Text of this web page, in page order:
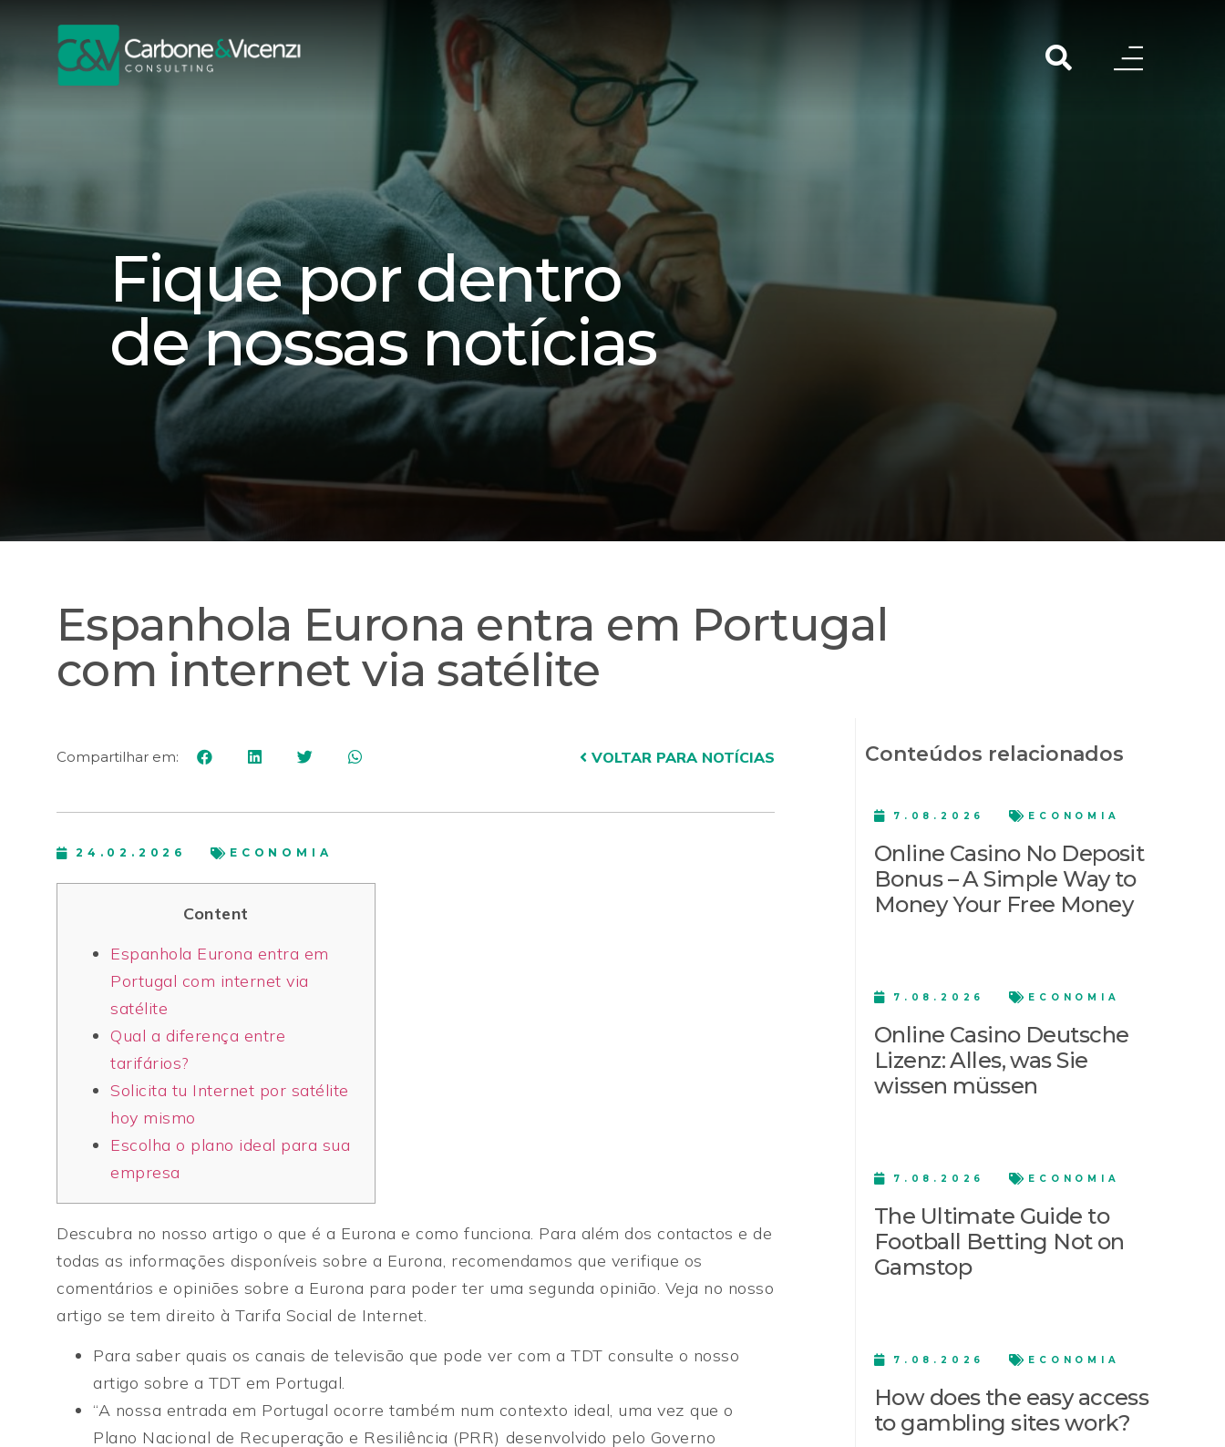
Fique por dentro
de nossas notícias
Espanhola Eurona entra em Portugal
com internet via satélite
Compartilhar em: VOLTAR PARA NOTÍCIAS
24.02.2026 ECONOMIA
Content
Espanhola Eurona entra em
Portugal com internet via
satélite
Qual a diferença entre
tarifários?
Solicita tu Internet por satélite
hoy mismo
Escolha o plano ideal para sua
empresa
Descubra no nosso artigo o que é a Eurona e como funciona. Para além dos contactos e de
todas as informações disponíveis sobre a Eurona, recomendamos que verifique os
comentários e opiniões sobre a Eurona para poder ter uma segunda opinião. Veja no nosso
artigo se tem direito à Tarifa Social de Internet.
Para saber quais os canais de televisão que pode ver com a TDT consulte o nosso
artigo sobre a TDT em Portugal.
“A nossa entrada em Portugal ocorre também num contexto ideal, uma vez que o
Plano Nacional de Recuperação e Resiliência (PRR) desenvolvido pelo Governo
Conteúdos relacionados
7.08.2026 ECONOMIA
Online Casino No Deposit
Bonus – A Simple Way to
Money Your Free Money
7.08.2026 ECONOMIA
Online Casino Deutsche
Lizenz: Alles, was Sie
wissen müssen
7.08.2026 ECONOMIA
The Ultimate Guide to
Football Betting Not on
Gamstop
7.08.2026 ECONOMIA
How does the easy access
to gambling sites work?